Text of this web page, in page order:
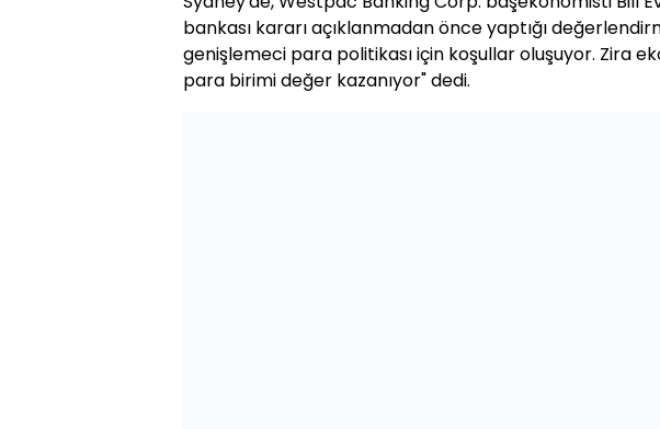
bankası kararı açıklanmadan önce yaptığı
genişlemeci para politikası için koşullar oluşuyor. Zira
para birimi değer kazanıyor" dedi.